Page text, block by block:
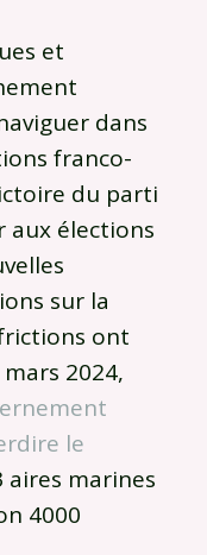
et
dans
franco-
du parti
aux élections
sur la
ont
2024,
le
aires marines
4000